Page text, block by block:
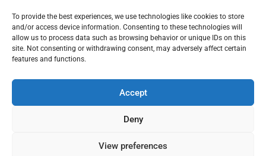
To provide the best experiences, we use technologies like cookies to store
and/or access device information. Consenting to these technologies will
allow us to process data such as browsing behavior or unique IDs on this
site. Not consenting or withdrawing consent, may adversely affect certain
features and functions.
Accept
Deny
View preferences
Subscribe to our Newsletter